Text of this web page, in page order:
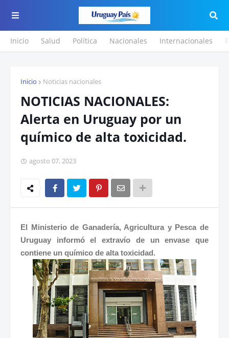
Inicio Salud Política Nacionales Internacionales
Inicio Noticias nacionales
NOTICIAS NACIONALES:
Alerta en Uruguay por un
químico de alta toxicidad.
agosto 07, 2023
El Ministerio de Ganadería, Agricultura y Pesca de
Uruguay informó el extravío de un envase que
contiene un químico de alta toxicidad.